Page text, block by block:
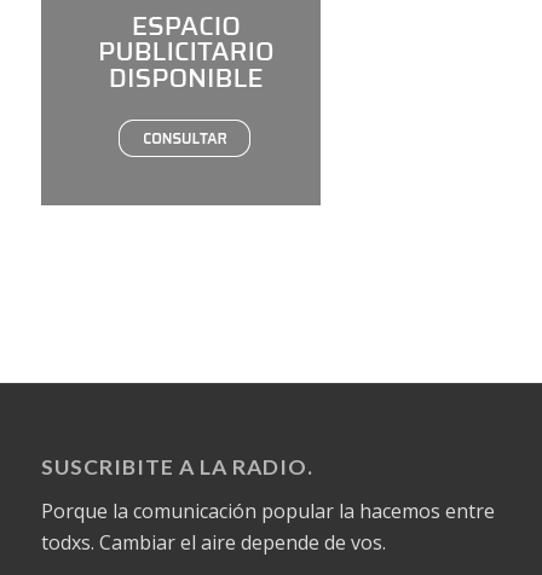
SUSCRIBITE A LA RADIO.
Porque la comunicación popular la hacemos entre
todxs. Cambiar el aire depende de vos.